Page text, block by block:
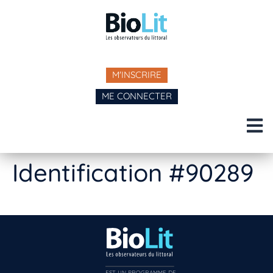
M'INSCRIRE
ME CONNECTER
Identification #90289